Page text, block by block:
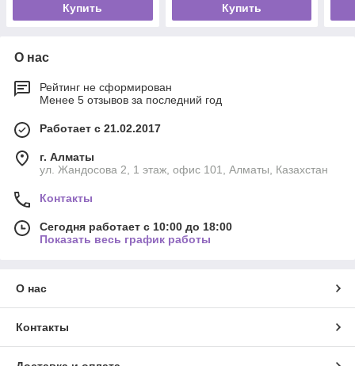
Купить Купить
О нас
Рейтинг не сформирован
Менее 5 отзывов за последний год
Работает с 21.02.2017
г. Алматы
ул. Жандосова 2, 1 этаж, офис 101, Алматы, Казахстан
Контакты
Сегодня работает с 10:00 до 18:00
Показать весь график работы
О нас
Контакты